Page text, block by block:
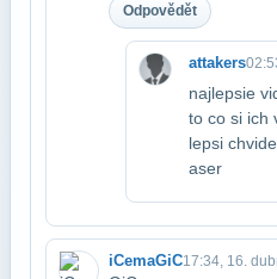
Odpovědět
attakers
najlepsie
to co si ich
lepsi
a​ser
iCemaGiC17:34, 16.